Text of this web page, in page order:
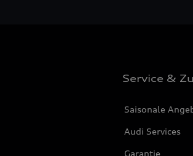
Service &
Saisonale
Audi Services
Garantie